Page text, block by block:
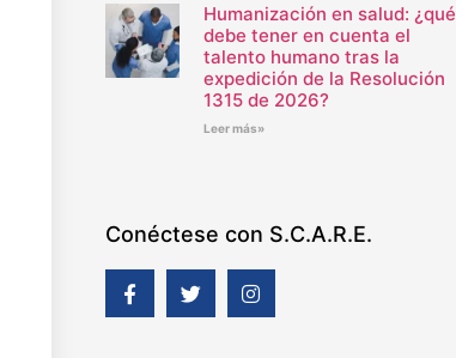
Humanización en salud: ¿qué
debe tener en cuenta el
talento humano tras la
expedición de la Resolución
1315 de 2026?
Leer más»
Conéctese con S.C.A.R.E.